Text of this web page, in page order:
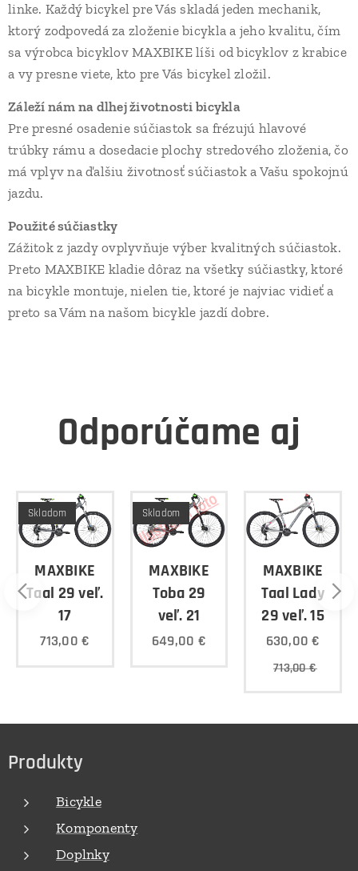
linke. Každý bicykel pre Vás skladá jeden mechanik,
ktorý zodpovedá za zloženie bicykla a jeho kvalitu, čím
sa výrobca bicyklov MAXBIKE líši od bicyklov z krabice
a vy presne viete, kto pre Vás bicykel zložil.
Záleží nám na dlhej životnosti bicykla
Pre presné osadenie súčiastok sa frézujú hlavové
trúbky rámu a dosedacie plochy stredového zloženia, čo
má vplyv na ďalšiu životnosť súčiastok a Vašu spokojnú
jazdu.
Použité súčiastky
Zážitok z jazdy ovplyvňuje výber kvalitných súčiastok.
Preto MAXBIKE kladie dôraz na všetky súčiastky, ktoré
na bicykle montuje, nielen tie, ktoré je najviac vidieť a
preto sa Vám na našom bicykle jazdí dobre.
Odporúčame aj
MAXBIKE
Taal 29 veľ.
17
Skladom
713,00 €
MAXBIKE
Toba 29
veľ. 21
Skladom
649,00 €
MAXBIKE
Taal Lady
29 veľ. 15
630,00 €
713,00€
Produkty
Bicykle
Komponenty
Doplnky